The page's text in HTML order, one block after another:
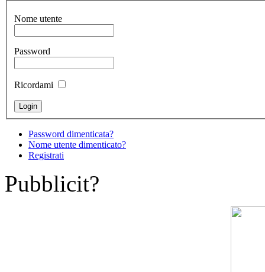
Nome utente
Password
Ricordami
Password dimenticata?
Nome utente dimenticato?
Registrati
Pubblicit?